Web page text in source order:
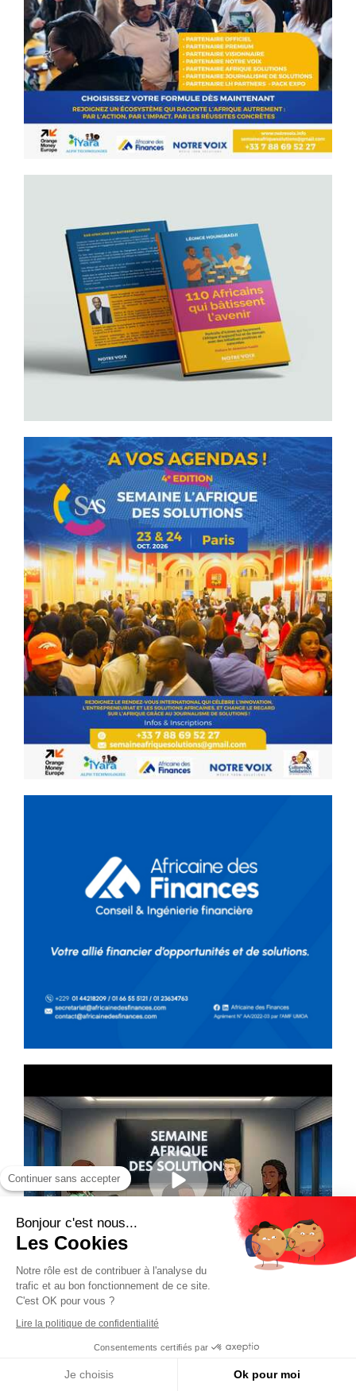
Continuer sans accepter
Bonjour c'est nous...
Les Cookies
Notre rôle est de contribuer à l'analyse du
trafic et au bon fonctionnement de ce site.
C'est OK pour vous ?
Lire la politique de confidentialité
Consentements certifiés par
Je choisis Ok pour moi